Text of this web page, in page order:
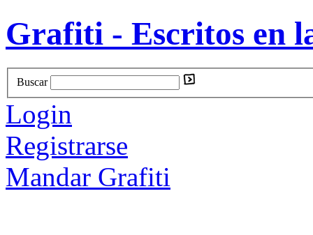
Grafiti - Escritos en
Buscar
Login
Registrarse
Mandar Grafiti